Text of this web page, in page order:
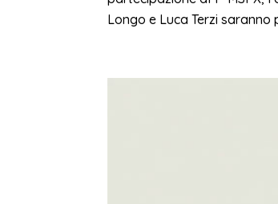
Longo e Luca Terzi saranno